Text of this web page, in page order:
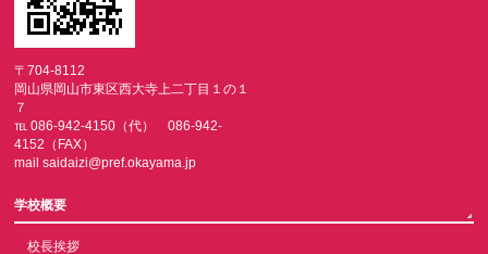
〒704-8112
岡山県岡山市東区西大寺上二丁目１の１
７
℡ 086-942-4150（代） 086-942-
4152（FAX）
mail saidaizi@pref.okayama.jp
学校概要
校長挨拶